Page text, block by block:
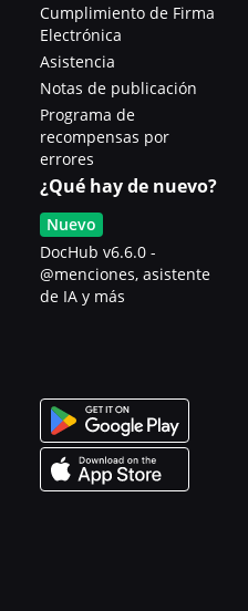
Cumplimiento de Firma
Electrónica
Asistencia
Notas de publicación
Programa de
recompensas por
errores
¿Qué hay de nuevo?
Nuevo
DocHub v6.6.0 -
@menciones, asistente
de IA y más